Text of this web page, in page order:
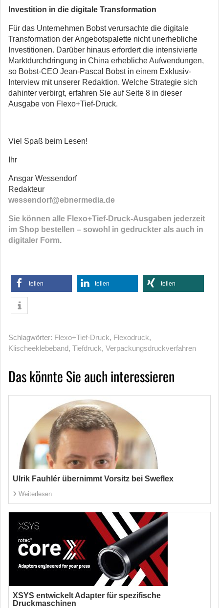
Investition in die digitale Transformation
Für das Unternehmen Bobst verur­sachte die digitale
Transformation der Angebotspalette nicht unerheb­liche
Investitionen. Darüber hinaus erfordert die intensivierte
Markt­durchdringung in China erhebliche Aufwendungen,
so Bobst-CEO Jean-Pascal Bobst in einem Exklu­siv-
Interview mit unserer Redaktion. Welche Strategie sich
dahinter verbirgt, erfahren Sie auf Seite 8 in dieser
Ausgabe von Flexo+Tief-Druck.
Viel Spaß beim Lesen!
Ihr
Ansgar Wessendorf
Redakteur
wessendorf@ebnermedia.de
Sie können alle Flexo+Tief-Druck-Ausgaben jederzeit
im Shop bestellen – sowohl in gedruckter als auch in
digitaler Form.
teilen teilen teilen
Schlagwörter: Flexo+Tief-Druck, Flexodruck,
Klischeeklebeband, Tiefdruck, Verpackungsdruckverfahren
Das könnte Sie auch interessieren
Ulrik Fauhlér übernimmt Vorsitz bei Sweflex
Weiterlesen
XSYS entwickelt Adapter für spezifische
Druckmaschinen